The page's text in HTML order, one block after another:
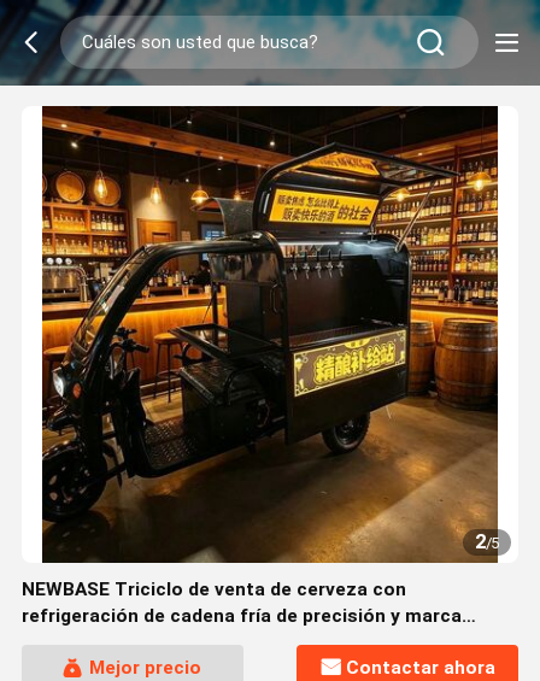
3/5
NEWBASE Triciclo de venta de cerveza con
refrigeración de cadena fría de precisión y marca
Mejor precio
Contactar ahora